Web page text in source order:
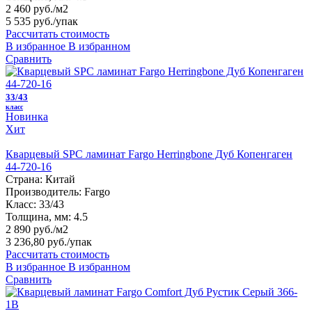
2 460 руб./м2
5 535 руб./упак
Рассчитать стоимость
В избранное В избранном
Сравнить
33/43
класс
Новинка
Хит
Кварцевый SPC ламинат Fargo Herringbone Дуб Копенгаген
44-720-16
Страна: Китай
Производитель: Fargo
Класс: 33/43
Толщина, мм: 4.5
2 890 руб./м2
3 236,80 руб./упак
Рассчитать стоимость
В избранное В избранном
Сравнить